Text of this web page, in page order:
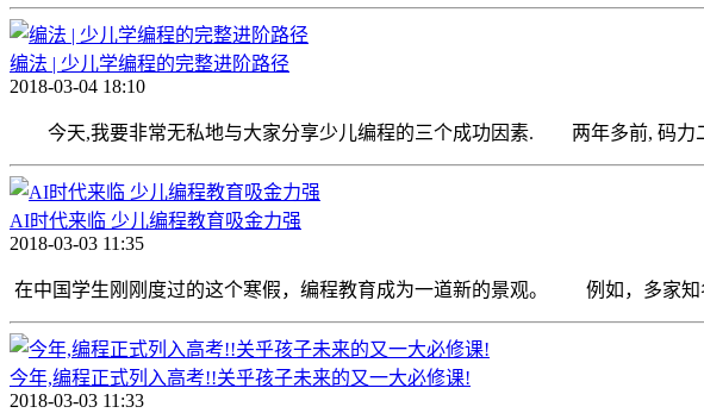
编法 | 少儿学编程的完整进阶路径
2018-03-04 18:10
今天,我要非常无私地与大家分享少儿编程的三个成功因素. 两年多前, 码力二
AI时代来临 少儿编程教育吸金力强
2018-03-03 11:35
在中国学生刚刚度过的这个寒假，编程教育成为一道新的景观。 例如，多家知
今年,编程正式列入高考!!关乎孩子未来的又一大必修课!
2018-03-03 11:33